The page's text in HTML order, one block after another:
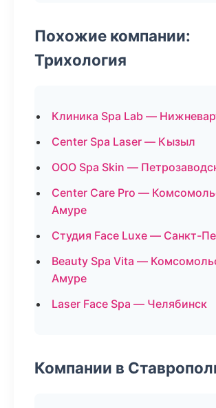
Похожие компании:
Трихология
Клиника Spa Lab —
Center Spa Laser — Кызыл
ООО Spa Skin —
Center Care Pro —
Амуре
Студия Face Luxe — Санкт-
Beauty Spa Vita —
Амуре
Laser Face Spa — Челябинск
Компании в